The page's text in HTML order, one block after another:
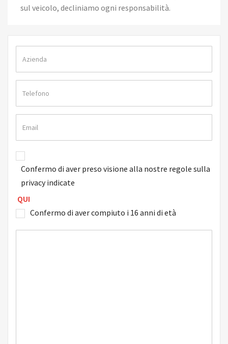
sul veicolo, decliniamo ogni responsabilità.
Confermo di aver preso visione alla nostre regole sulla
privacy indicate
QUI
Confermo di aver compiuto i 16 anni di età